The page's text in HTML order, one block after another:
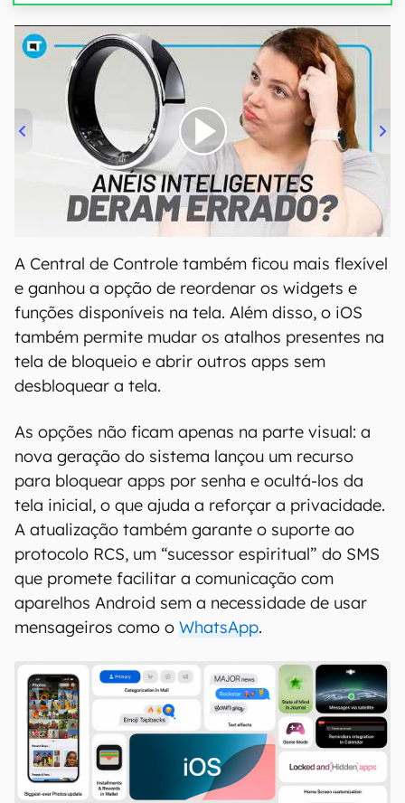
00:00/21:11
A Central de Controle também ficou mais flexível
e ganhou a opção de reordenar os widgets e
funções disponíveis na tela. Além disso, o iOS
também permite mudar os atalhos presentes na
tela de bloqueio e abrir outros apps sem
desbloquear a tela.
As opções não ficam apenas na parte visual: a
nova geração do sistema lançou um recurso
para bloquear apps por senha e ocultá-los da
tela inicial, o que ajuda a reforçar a privacidade.
A atualização também garante o suporte ao
protocolo RCS, um “sucessor espiritual” do SMS
que promete facilitar a comunicação com
aparelhos Android sem a necessidade de usar
mensageiros como o WhatsApp.